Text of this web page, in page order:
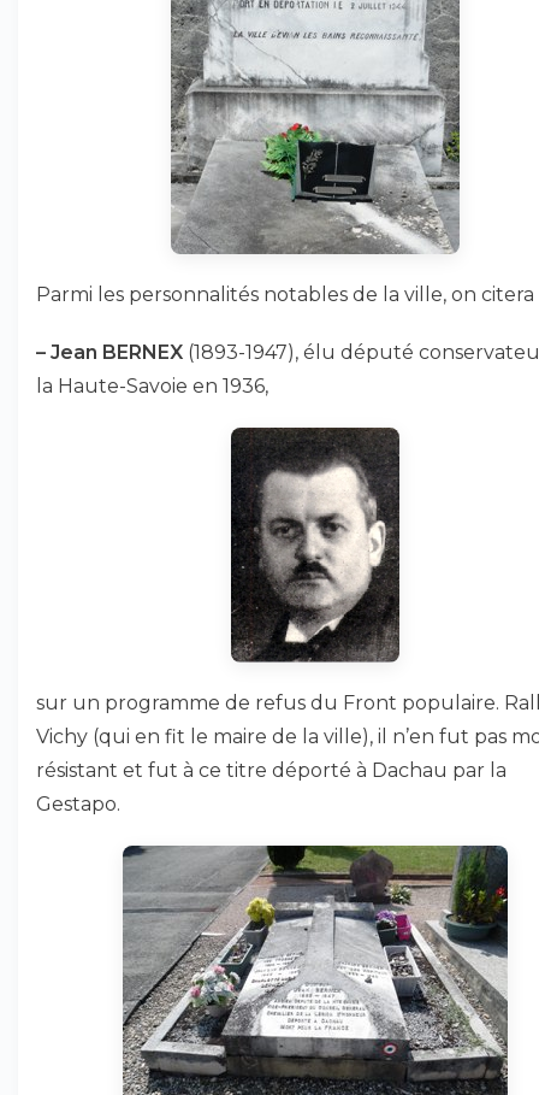
Parmi les personnalités notables de la ville, on citera
– Jean BERNEX (1893-1947), élu député
la Haute-Savoie en 1936,
sur un programme de refus du Front populaire.
Vichy (qui en fit le maire de la ville), il n’en fut pas
résistant et fut à ce titre déporté à Dachau par la
Gestapo.